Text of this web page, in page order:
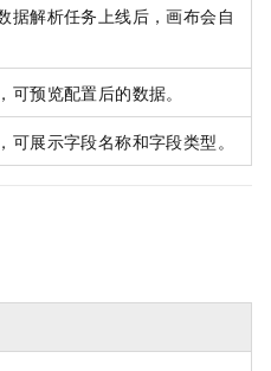
据解析任务上线后，画布会自
可预览配置后的数据。
可展示字段名称和字段类型。